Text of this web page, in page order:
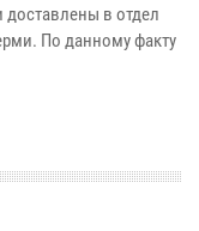
в отдел
По данному факту